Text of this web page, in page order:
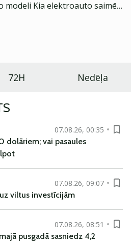
modeli Kia elektroauto saimē
72H Nedēļa
07.08.26, 00:35
dolāriem; vai pasaules
07.08.26, 09:07
viltus investīcijām
07.08.26, 08:51
pusgadā sasniedz 4,2